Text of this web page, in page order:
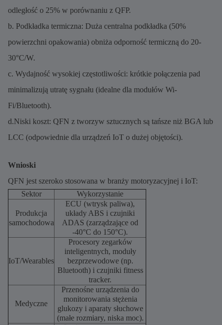
odległość o 25% w porównaniu z QFP.
b. Podkładka termiczna: Duża centralna podkładka (50%
powierzchni opakowania) obniża odporność termiczną do 20-
30°C/W.
c. Wydajność wysokiej częstotliwości: krótkie połączenia pad
minimalizują utratę sygnału (idealne dla modułów Wi-
Fi/Bluetooth).
d.Niski koszt: QFN z tworzyw sztucznych są tańsze niż BGA lub
LCC (odpowiednie dla urządzeń IoT o dużej objętości).
Wnioski
QFN jest szeroko stosowana w branży motoryzacyjnej i IoT:
Sektor
Wykorzystanie
Produkcja
samochodowa
ECU (wtrysk paliwa),
układy ABS i czujniki
ADAS (zarządzające od
-40°C do 150°C).
IoT/Wearables
Procesory zegarków
inteligentnych, moduły
bezprzewodowe (np.
Bluetooth) i czujniki fitness
tracker.
Medyczne
Przenośne urządzenia do
monitorowania stężenia
glukozy i aparaty słuchowe
(małe rozmiary, niska moc).